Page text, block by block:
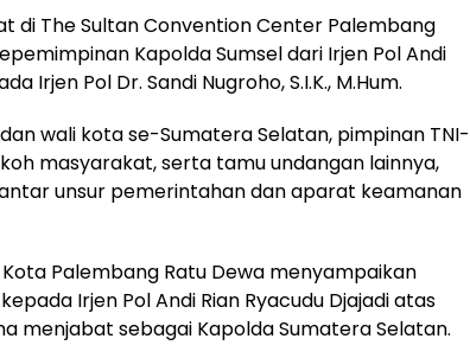
di The Sultan Convention Center Palembang
Kapolda Sumsel dari Irjen Pol Andi
Irjen Pol Dr. Sandi Nugroho, S.I.K., M.Hum.
wali kota se-Sumatera Selatan, pimpinan TNI-
masyarakat, serta tamu undangan lainnya,
unsur pemerintahan dan aparat keamanan
Palembang Ratu Dewa menyampaikan
Irjen Pol Andi Rian Ryacudu Djajadi atas
menjabat sebagai Kapolda Sumatera Selatan.